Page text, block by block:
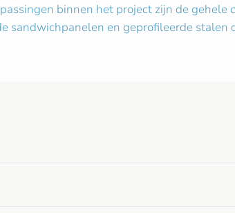
binnen het project zijn de
sandwichpanelen en geprofileerde stalen